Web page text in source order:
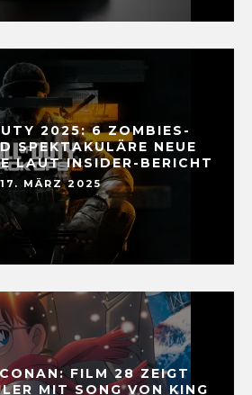
2025: 6 ZOMBIES-
SPEKTAKULÄRE NEUE
LAUT INSIDER-BERICHT
17. MÄRZ 2025
FILM 28 ZEIGT
MIT SONG VON KING